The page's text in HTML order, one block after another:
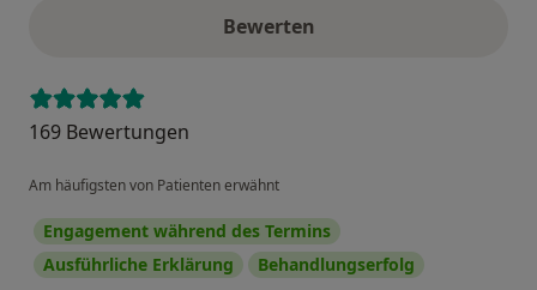
Bewerten
169 Bewertungen
Am häufigsten von Patienten erwähnt
Engagement während des Termins
Ausführliche Erklärung
Behandlungserfolg